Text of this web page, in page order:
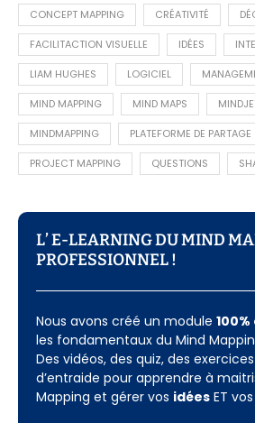
CONCEPT MAPPING CRÉATIVITÉ
FACILITACTION VISUELLE IDÉES
LIAM HUGHES LOGICIEL
MIND MAPPING MIND MAPS
MINDMAPPING PLATEFORME DE PARTAGE
PROJECT MAPPING QUESTIONS
L’ E-LEARNING DU MIND
PROFESSIONNEL !​
Nous avons créé un module
les fondamentaux du Mind
Des vidéos, des quiz, des
d’entraide pour apprendre à
Mapping et gérer vos idées ET vos